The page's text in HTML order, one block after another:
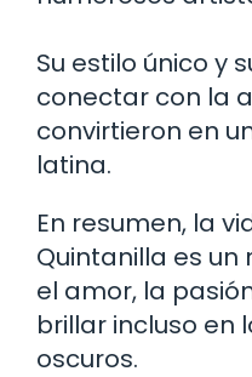
Su estilo único y
conectar con la
convirtieron en
latina.
En resumen, la
Quintanilla es
el amor, la
brillar incluso en
oscuros.